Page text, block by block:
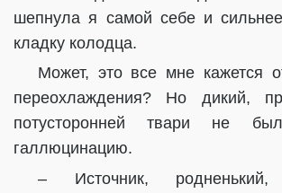
шепнула я самой себе и
кладку колодца.
Может, это все мне кажется
переохлаждения? Но дикий,
потусторонней твари не
галлюцинацию.
– Источник,